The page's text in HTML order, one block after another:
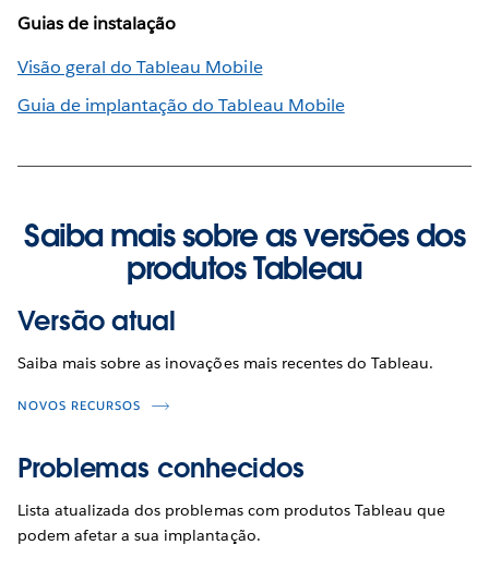
Guias de instalação
Visão geral do Tableau Mobile
Guia de implantação do Tableau Mobile
Saiba mais sobre as versões dos
produtos Tableau
Versão atual
Saiba mais sobre as inovações mais recentes do Tableau.
NOVOS RECURSOS
Problemas conhecidos
Lista atualizada dos problemas com produtos Tableau que
podem afetar a sua implantação.